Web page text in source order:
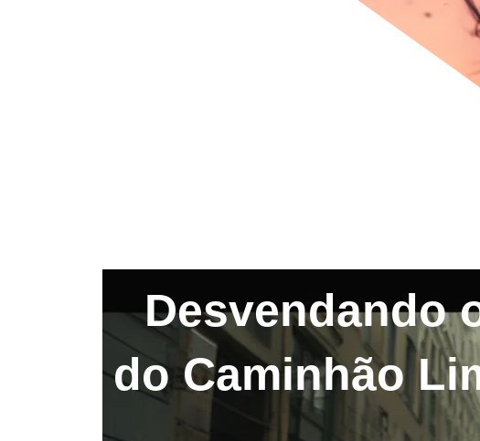
Desvendando
do Caminhão